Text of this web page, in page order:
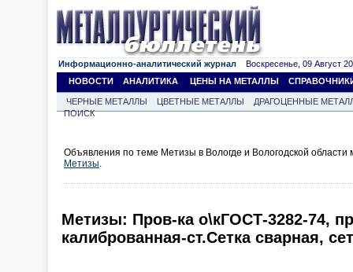
Информационно-аналитический журнал Воскресенье, 09 Август
НОВОСТИ
АНАЛИТИКА ЦЕНЫ НА МЕТАЛЛЫ
ЧЕРНЫЕ МЕТАЛЛЫ ЦВЕТНЫЕ МЕТАЛЛЫ
ДРАГОЦЕННЫЕ
ПОИСК
Объявления по теме Метизы в Вологде и Вологодской
Метизы.
Метизы: Пров-ка о\кГОСТ-3282-74,
калиброванная-ст.Сетка сварная,